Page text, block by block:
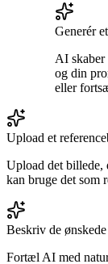
Generér
AI skaber
og din
eller
Upload et
Upload det billede,
kan bruge det som
Beskriv de
Fortæl AI med